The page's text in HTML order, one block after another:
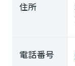
住所
電話番号
山口県